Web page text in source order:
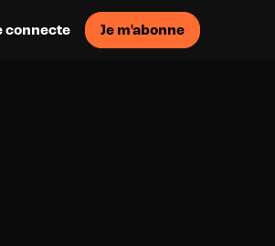
connecte Je m'abonne